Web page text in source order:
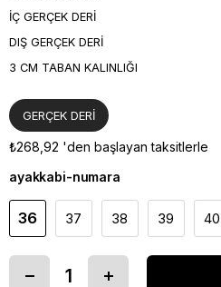
İÇ GERÇEK DERİ
DIŞ GERÇEK DERİ
3 CM TABAN KALINLIĞI
GERÇEK DERİ
₺268,92 'den başlayan taksitlerle
ayakkabi-numara
36 37 38 39 40